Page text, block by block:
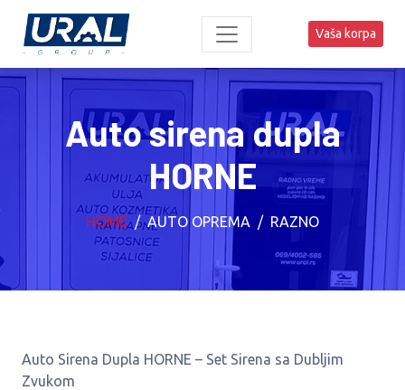
Vaša korpa
Auto sirena dupla
HORNE
HOME AUTO OPREMA RAZNO
Auto Sirena Dupla HORNE – Set Sirena sa Dubljim
Zvukom